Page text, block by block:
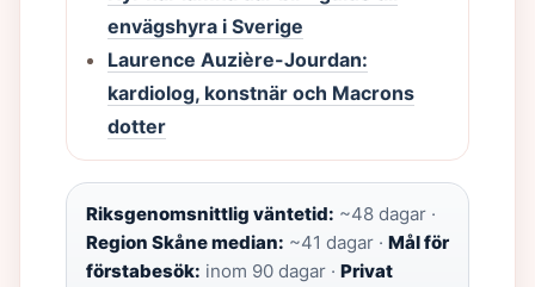
envägshyra i Sverige
Laurence Auzière-Jourdan:
kardiolog, konstnär och Macrons
dotter
Riksgenomsnittlig väntetid: ~48 dagar ·
Region Skåne median: ~41 dagar · Mål för
förstabesök: inom 90 dagar · Privat